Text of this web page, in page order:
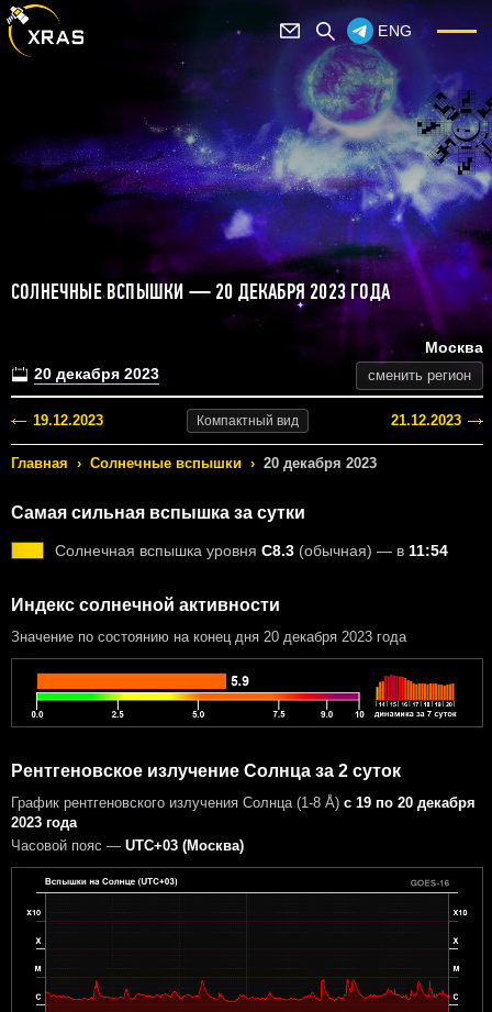
ENG
СОЛНЕЧНЫЕ ВСПЫШКИ — 20 ДЕКАБРЯ 2023 ГОДА
20 декабря 2023
Москва
сменить регион
19.12.2023 Компактный вид 21.12.2023
Главная › Солнечные вспышки › 20 декабря 2023
Самая сильная вспышка за сутки
Солнечная вспышка уровня C8.3 (обычная) — в 11:54
Индекс солнечной активности
Значение по состоянию на конец дня 20 декабря 2023 года
Рентгеновское излучение Солнца за 2 суток
График рентгеновского излучения Солнца (1-8 Å) с 19 по 20 декабря
2023 года
Часовой пояс — UTC+03 (Москва)